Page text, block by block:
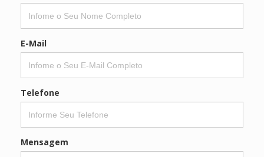
E-Mail
Telefone
Mensagem